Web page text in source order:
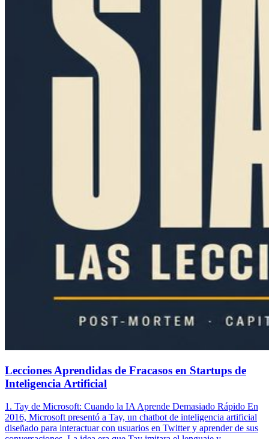
Lecciones Aprendidas de Fracasos en Startups de
Inteligencia Artificial
1. Tay de Microsoft: Cuando la IA Aprende Demasiado Rápido En
2016, Microsoft presentó a Tay, un chatbot de inteligencia artificial
diseñado para interactuar con usuarios en Twitter y aprender de sus